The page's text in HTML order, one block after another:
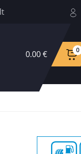
0.00 € 0